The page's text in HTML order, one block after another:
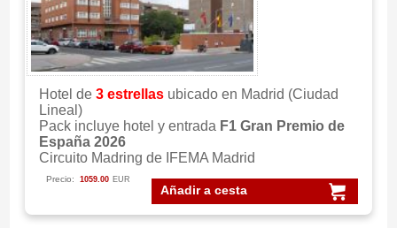
Hotel de 3 estrellasubicado en Madrid (Ciudad
Lineal)
Pack incluye hotel y entrada F1 Gran Premio de
España 2026
Circuito Madring de IFEMA Madrid
Añadir a cesta
Precio: 1059.00 EUR